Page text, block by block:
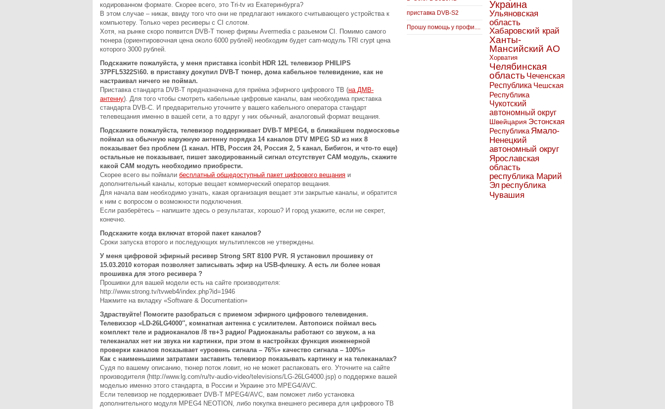
кодированном формате. Скорее всего, это Тri-tv из Екатеринбурга?
В этом случае – никак, ввиду того что они не предлагают никакого считывающего устройства к
компьютеру. Только через ресиверы с CI слотом.
Хотя, на рынке скоро появится DVB-T тюнер фирмы Avermedia с разьемом CI. Помимо самого
тюнера (ориентировочная цена около 6000 рублей) необходим будет саm-модуль TRI crypt цена
которого 3000 рублей.
Подскажите пожалуйста, у меня приставка iconbit HDR 12L телевизор PHILIPS
37PFL5322S\60. в приставку докупил DVB-T тюнер, дома кабельное телевидение, как не
настраивал ничего не поймал.
Приставка стандарта DVB-T предназначена для приёма эфирного цифрового ТВ (на ДМВ-
антенну). Для того чтобы смотреть кабельные цифровые каналы, вам необходима приставка
стандарта DVB-C. И предварительно уточните у вашего кабельного оператора стандарт
телевещания именно в вашей сети, а то вдруг у них обычный, аналоговый формат вещания.
Подскажите пожалуйста, телевизор поддерживает DVB-T MPEG4, в ближайшем подмосковье
поймал на обычную наружную антенну порядка 14 каналов DTV MPEG SD из них 8
показывает без проблем (1 канал. НТВ, Россия 24, Россия 2, 5 канал, Бибигон, и что-то еще)
остальные не показывает, пишет закодированный сигнал отсутствует САМ модуль, скажите
какой САМ модуть необходимо приобрести.
Скорее всего вы поймали бесплатный общедоступный пакет цифрового вещания и
дополнительный каналы, которые вещает коммерческий оператор вещания.
Для начала вам необходимо узнать, какая организация вещает эти закрытые каналы, и обратится
к ним с вопросом о возможности подключения.
Если разберётесь – напишите здесь о результатах, хорошо? И город укажите, если не секрет,
конечно.
Подскажите когда включат второй пакет каналов?
Сроки запуска второго и последующих мультиплексов не утверждены.
У меня цифровой эфирный ресивер Strong SRT 8100 PVR. Я установил прошивку от
15.03.2010 которая позволяет записывать эфир на USB-флешку. А есть ли более новая
прошивка для этого ресивера ?
Прошивки для вашей модели есть на сайте производителя:
http://www.strong.tv/tvweb4/index.php?id=1946
Нажмите на вкладку «Software & Documentation»
Здраствуйте! Помогите разобраться с приемом эфирного цифрового телевидения.
Телевихзор «LD-26LG4000″, комнатная антенна с усилителем. Автопоиск поймал весь
комплект теле и радиоканалов /8 тв+3 радио/ Радиоканалы работают со звуком, а на
телеканалах нет ни звука ни картинки, при этом в настройках функция инженерной
проверки каналов показывает «уровень сигнала – 76%» качество сигнала – 100%»
Как с наименьшими затратами заставить телевизор показывать картинку и на телеканалах?
Судя по вашему описанию, тюнер поток ловит, но не может распаковать его. Уточните на сайте
производителя (http://www.lg.com/ru/tv-audio-video/televisions/LG-26LG4000.jsp) о поддержке вашей
моделью именно этого стандарта, в России и Украине это MPEG4/AVC.
Если телевизор не поддерживает DVB-T MPEG4/AVC, вам поможет либо установка
дополнительного модуля MPEG4 NEOTION, либо покупка внешнего ресивера для цифрового ТВ
приставка DVB-S2
Прошу помощь у профи....
Украина
Ульяновская
область
Хабаровский край
Ханты-
Мансийский АО
Хорватия
Челябинская
область Чеченская
Республика Чешская
Республика
Чукотский
автономный округ
Швейцария Эстонская
Республика Ямало-
Ненецкий
автономный округ
Ярославская
область
республика Марий
Эл республика
Чувашия